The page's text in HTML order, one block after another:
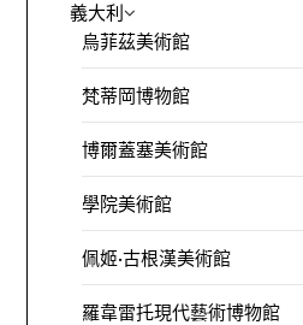
義大利
烏菲茲美術館
梵蒂岡博物館
博爾蓋塞美術館
學院美術館
佩姬·古根漢美術館
羅韋雷托現代藝術博物館